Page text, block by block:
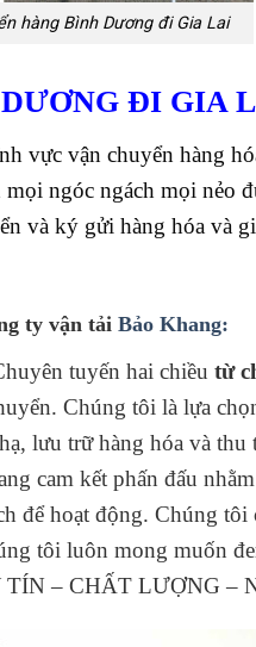
hàng Bình Dương đi Gia Lai
ĐI GIA
vực vận chuyển hàng
mọi ngóc ngách mọi nẻo
và ký gửi hàng hóa và
ty vận tải Bảo Khang:
tuyến hai chiều từ
Chúng tôi là lựa
lưu trữ hàng hóa và
kết phấn đấu nhằm
để hoạt động. Chúng tôi
tôi luôn mong muốn
TÍN – CHẤT LƯỢNG –